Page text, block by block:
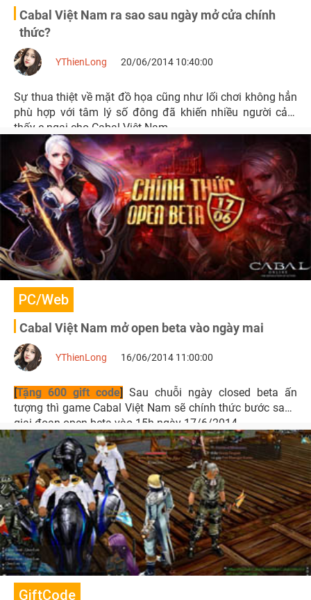
Cabal Việt Nam ra sao sau ngày mở cửa chính
thức?
YThienLong 20/06/2014 10:40:00
Sự thua thiệt về mặt đồ họa cũng như lối chơi không hẳn
phù hợp với tâm lý số đông đã khiến nhiều người cảm
thấy e ngại cho Cabal Việt Nam.
PC/Web
Cabal Việt Nam mở open beta vào ngày mai
YThienLong 16/06/2014 11:00:00
[Tặng 600 gift code] Sau chuỗi ngày closed beta ấn
tượng thì game Cabal Việt Nam sẽ chính thức bước sang
giai đoạn open beta vào 15h ngày 17/6/2014.
GiftCode